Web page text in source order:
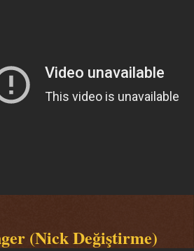
(Nick Değiştirme)